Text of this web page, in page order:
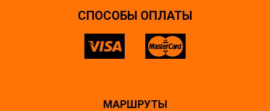
CПОСОБЫ ОПЛАТЫ
МАРШРУТЫ